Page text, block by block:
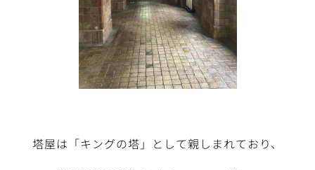
塔屋は「キングの塔」として親しまれており、